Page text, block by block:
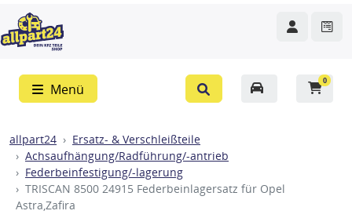
Menü
0
allpart24
Ersatz- & Verschleißteile
Achsaufhängung/Radführung/-antrieb
Federbeinfestigung/-lagerung
TRISCAN 8500 24915 Federbeinlagersatz für Opel
Astra,Zafira